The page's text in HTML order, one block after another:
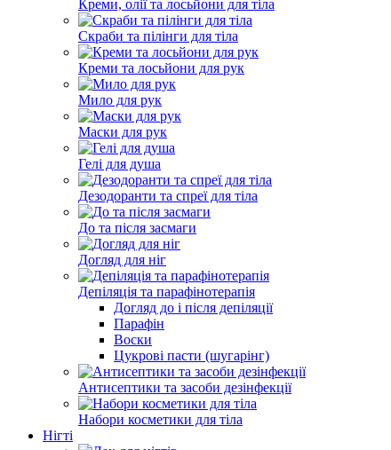
Креми, олії та лосьйони для тіла
Скраби та пілінги для тіла
Креми та лосьйони для рук
Мило для рук
Маски для рук
Гелі для душа
Дезодоранти та спреї для тіла
До та після засмаги
Догляд для ніг
Депіляція та парафінотерапія
Догляд до і після депіляції
Парафін
Воски
Цукрові пасти (шугарінг)
Антисептики та засоби дезінфекції
Набори косметики для тіла
Нігті